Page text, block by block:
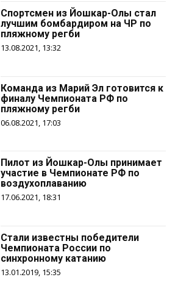
Спортсмен из Йошкар-Олы стал
лучшим бомбардиром на ЧР по
пляжному регби
13.08.2021, 13:32
Команда из Марий Эл готовится к
финалу Чемпионата РФ по
пляжному регби
06.08.2021, 17:03
Пилот из Йошкар-Олы принимает
участие в Чемпионате РФ по
воздухоплаванию
17.06.2021, 18:31
Стали известны победители
Чемпионата России по
синхронному катанию
13.01.2019, 15:35